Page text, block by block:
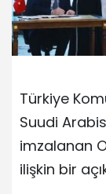
Türkiye
Suudi
imzalanan
ilişkin bir